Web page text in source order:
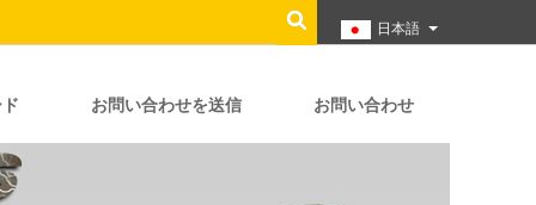
日本語
お問い合わせを送信 お問い合わせ